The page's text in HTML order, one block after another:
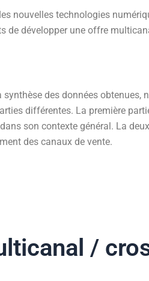
nouvelles technologies
de développer une offre
des données obtenues,
différentes. La première
son contexte général. La
des canaux de vente.
/